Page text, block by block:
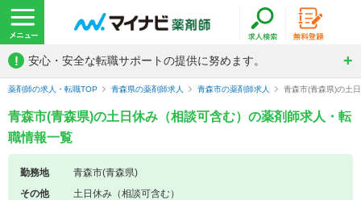
! 安心・安全な転職サポートの提供に努めます。
薬剤師の求人・転職TOP 青森県の薬剤師求人 青森市の薬剤師求人 青森市(青森県)の土
青森市(青森県)の土日休み（相談可含む）の薬剤師求人・転
職情報一覧
勤務地
青森市(青森県)
その他
土日休み（相談可含む）